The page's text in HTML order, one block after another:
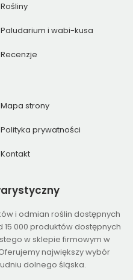
Rośliny
Paludarium i wabi-kusa
Recenzje
Mapa strony
Polityka prywatności
Kontakt
i odmian roślin dostępnych
000 produktów dostępnych
w sklepie firmowym w
największy wybór
dolnego śląska.